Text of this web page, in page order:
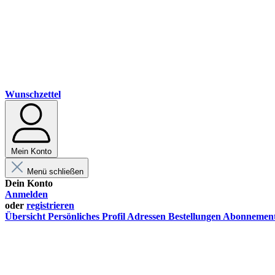
Wunschzettel
Mein Konto
Menü schließen
Dein Konto
Anmelden
oder registrieren
Übersicht Persönliches Profil Adressen Bestellungen